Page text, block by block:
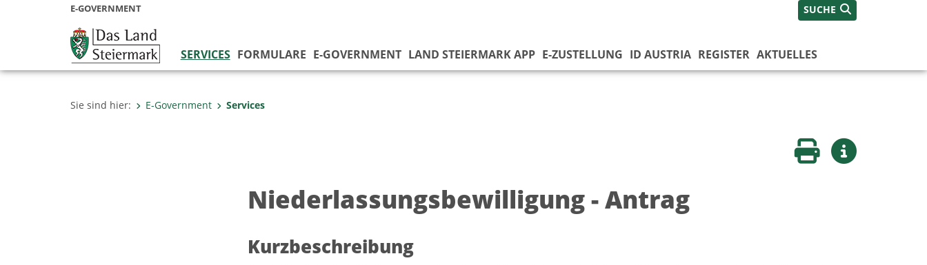
E-GOVERNMENT SUCHE
SERVICES FORMULARE E-GOVERNMENT LAND STEIERMARK APP E-ZUSTELLUNG ID AUSTRIA REGISTER AKTUELLES
Sie sind hier: E-Government Services
Seite druckenWeitere Infos
Niederlassungsbewilligung - Antrag
Kurzbeschreibung